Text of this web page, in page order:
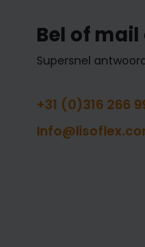
Bel of mail
Supersnel
+31 (0)316 266